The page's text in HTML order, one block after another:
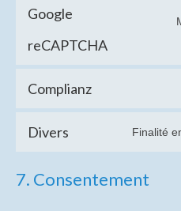
Le journal interne :
Documents
Google
reCAPTCHA
Complianz
Divers Finalité
7. Consentement